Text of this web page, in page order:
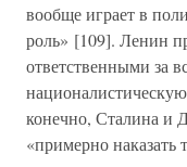
вообще играет в
роль» [109]. Ленин
ответственными за
конечно, Сталина и
«примерно